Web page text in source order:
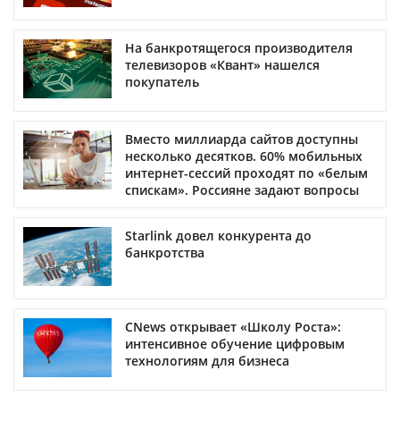
На банкротящегося производителя
телевизоров «Квант» нашелся
покупатель
Вместо миллиарда сайтов доступны
несколько десятков. 60% мобильных
интернет-сессий проходят по «белым
спискам». Россияне задают вопросы
Starlink довел конкурента до
банкротства
CNews открывает «Школу Роста»:
интенсивное обучение цифровым
технологиям для бизнеса